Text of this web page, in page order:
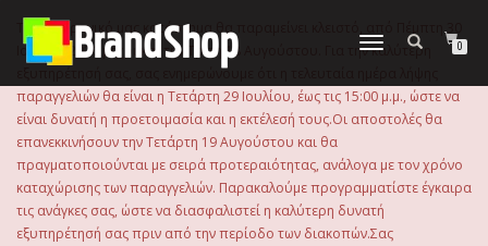
περιεχόμενο
Εναλλαγή
0
Το ηλεκτρονικό μας κατάστημα θα παραμείνει κλειστό, από Πέμπτη 30
Ιουλίου 2026 μέχρι και την Τρίτη 18 Αυγούστου. Για την καλύτερη
εξυπηρέτησή σας, σας ενημερώνουμε ότι η τελευταία ημέρα λήψης
παραγγελιών θα είναι η Τετάρτη 29 Ιουλίου, έως τις 15:00 μ.μ., ώστε να
είναι δυνατή η προετοιμασία και η εκτέλεσή τους.Οι αποστολές θα
επανεκκινήσουν την Τετάρτη 19 Αυγούστου και θα
πραγματοποιούνται με σειρά προτεραιότητας, ανάλογα με τον χρόνο
καταχώρισης των παραγγελιών. Παρακαλούμε προγραμματίστε έγκαιρα
τις ανάγκες σας, ώστε να διασφαλιστεί η καλύτερη δυνατή
εξυπηρέτησή σας πριν από την περίοδο των διακοπών.Σας